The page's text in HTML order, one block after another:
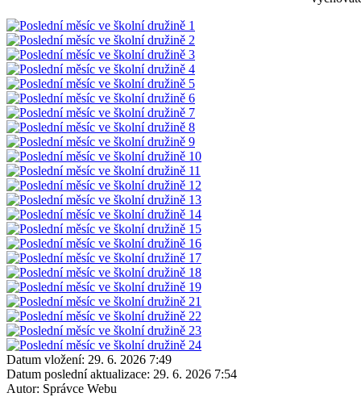
Datum vložení: 29. 6. 2026 7:49
Datum poslední aktualizace: 29. 6. 2026 7:54
Autor: Správce Webu